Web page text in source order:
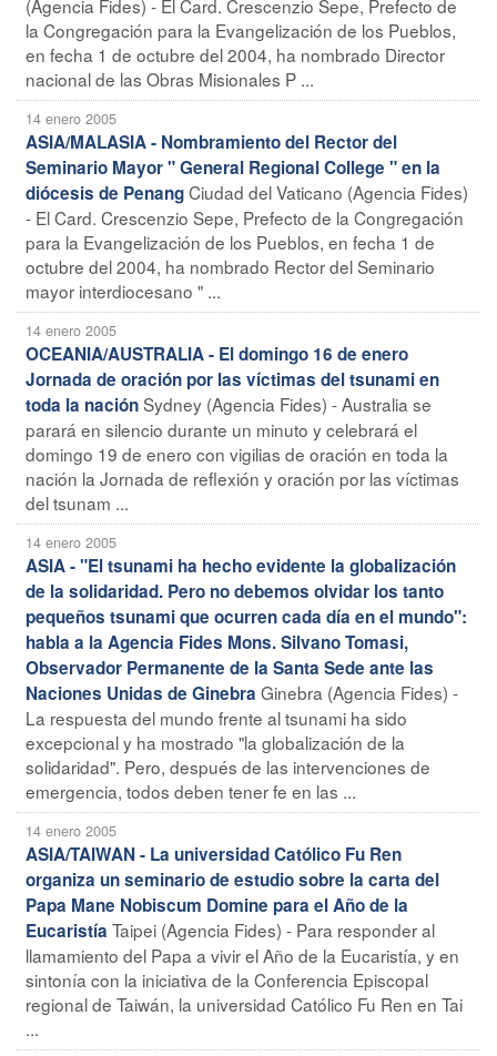
(Agencia Fides) - El Card. Crescenzio Sepe, Prefecto de
la Congregación para la Evangelización de los Pueblos,
en fecha 1 de octubre del 2004, ha nombrado Director
nacional de las Obras Misionales P ...
14 enero 2005
ASIA/MALASIA - Nombramiento del Rector del
Seminario Mayor " General Regional College " en la
diócesis de PenangCiudad del Vaticano (Agencia Fides)
- El Card. Crescenzio Sepe, Prefecto de la Congregación
para la Evangelización de los Pueblos, en fecha 1 de
octubre del 2004, ha nombrado Rector del Seminario
mayor interdiocesano " ...
14 enero 2005
OCEANIA/AUSTRALIA - El domingo 16 de enero
Jornada de oración por las víctimas del tsunami en
toda la naciónSydney (Agencia Fides) - Australia se
parará en silencio durante un minuto y celebrará el
domingo 19 de enero con vigilias de oración en toda la
nación la Jornada de reflexión y oración por las víctimas
del tsunam ...
14 enero 2005
ASIA - "El tsunami ha hecho evidente la globalización
de la solidaridad. Pero no debemos olvidar los tanto
pequeños tsunami que ocurren cada día en el mundo":
habla a la Agencia Fides Mons. Silvano Tomasi,
Observador Permanente de la Santa Sede ante las
Naciones Unidas de Ginebra Ginebra (Agencia Fides) -
La respuesta del mundo frente al tsunami ha sido
excepcional y ha mostrado "la globalización de la
solidaridad". Pero, después de las intervenciones de
emergencia, todos deben tener fe en las ...
14 enero 2005
ASIA/TAIWAN - La universidad Católico Fu Ren
organiza un seminario de estudio sobre la carta del
Papa Mane Nobiscum Domine para el Año de la
Eucaristía Taipei (Agencia Fides) - Para responder al
llamamiento del Papa a vivir el Año de la Eucaristía, y en
sintonía con la iniciativa de la Conferencia Episcopal
regional de Taiwán, la universidad Católico Fu Ren en Tai
...